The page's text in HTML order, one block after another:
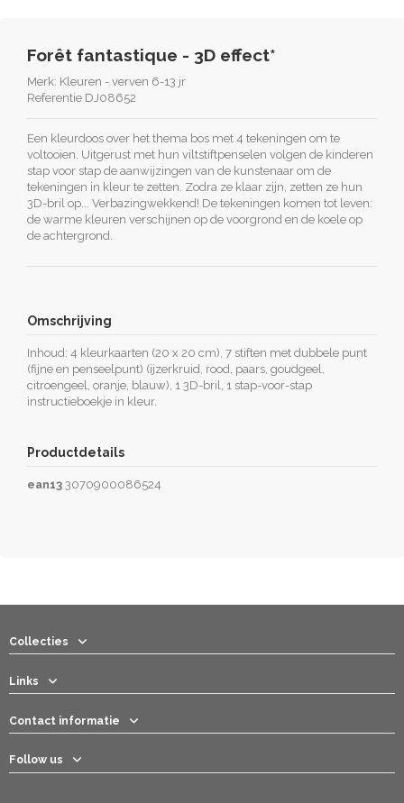
Forêt fantastique - 3D effect*
Merk: Kleuren - verven 6-13 jr
Referentie DJ08652
Een kleurdoos over het thema bos met 4 tekeningen om te
voltooien. Uitgerust met hun viltstiftpenselen volgen de kinderen
stap voor stap de aanwijzingen van de kunstenaar om de
tekeningen in kleur te zetten. Zodra ze klaar zijn, zetten ze hun
3D-bril op... Verbazingwekkend! De tekeningen komen tot leven:
de warme kleuren verschijnen op de voorgrond en de koele op
de achtergrond.
Omschrijving
Inhoud: 4 kleurkaarten (20 x 20 cm), 7 stiften met dubbele punt
(fijne en penseelpunt) (ijzerkruid, rood, paars, goudgeel,
citroengeel, oranje, blauw), 1 3D-bril, 1 stap-voor-stap
instructieboekje in kleur.
Productdetails
ean13 3070900086524
Collecties
Links
Contact informatie
Follow us